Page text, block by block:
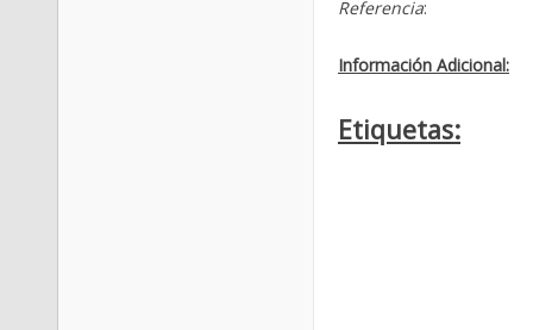
Referencia:
Información Adicional:
Etiquetas: